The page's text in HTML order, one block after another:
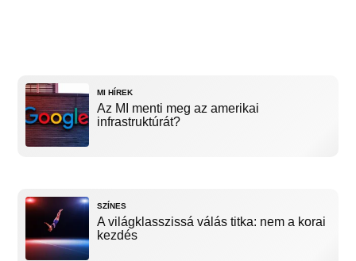
MI HÍREK
Az MI menti meg az amerikai
infrastruktúrát?
SZÍNES
A világklasszissá válás titka: nem a korai
kezdés